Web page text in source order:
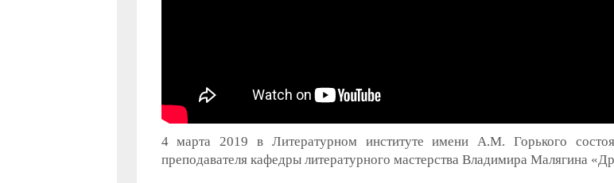
4 марта 2019 в Литературном институте имени А.М. Горького
преподавателя кафедры литературного мастерства Владимира Малягина